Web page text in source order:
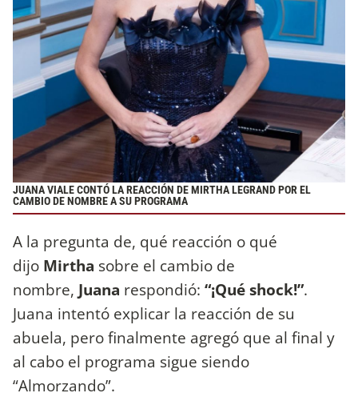
JUANA VIALE CONTÓ LA REACCIÓN DE MIRTHA LEGRAND POR EL
CAMBIO DE NOMBRE A SU PROGRAMA
A la pregunta de, qué reacción o qué
dijo Mirtha sobre el cambio de
nombre, Juana respondió: “¡Qué shock!”.
Juana intentó explicar la reacción de su
abuela, pero finalmente agregó que al final y
al cabo el programa sigue siendo
“Almorzando”.